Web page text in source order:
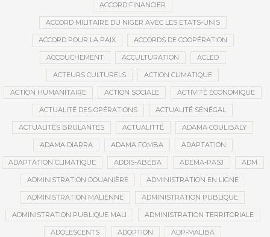
ACCORD FINANCIER
ACCORD MILITAIRE DU NIGER AVEC LES ETATS-UNIS
ACCORD POUR LA PAIX ACCORDS DE COOPÉRATION
ACCOUCHEMENT ACCULTURATION ACLED
ACTEURS CULTURELS ACTION CLIMATIQUE
ACTION HUMANITAIRE ACTION SOCIALE ACTIVITÉ ÉCONOMIQUE
ACTUALITÉ DES OPÉRATIONS ACTUALITÉ SÉNÉGAL
ACTUALITÉS BRULANTES ACTUALITTÉ ADAMA COULIBALY
ADAMA DIARRA ADAMA FOMBA ADAPTATION
ADAPTATION CLIMATIQUE ADDIS-ABEBA ADEMA-PASJ ADM
ADMINISTRATION DOUANIÈRE ADMINISTRATION EN LIGNE
ADMINISTRATION MALIENNE ADMINISTRATION PUBLIQUE
ADMINISTRATION PUBLIQUE MALI ADMINISTRATION TERRITORIALE
ADOLESCENTS ADOPTION ADP-MALIBA